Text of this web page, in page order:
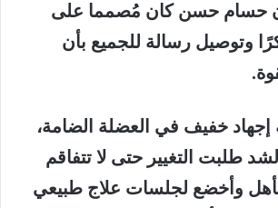
حسام حسن كان مُصمما على
وتوصيل رسالة للجميع بأن
.
إجهاد خفيف في العضلة الضامة،
طلبت التغيير حتى لا تتفاقم
وأخضع لجلسات علاج طبيعي